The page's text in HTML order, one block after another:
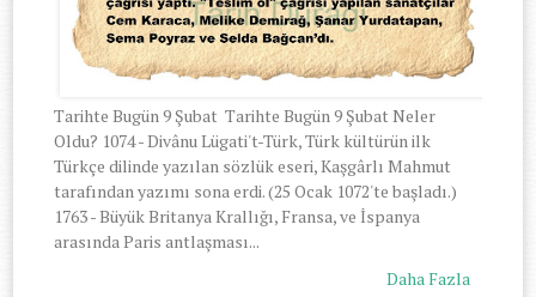
Tarihte Bugün 9 Şubat Tarihte Bugün 9 Şubat Neler
Oldu? 1074 - Divânu Lügati't-Türk, Türk kültürün ilk
Türkçe dilinde yazılan sözlük eseri, Kaşgârlı Mahmut
tarafından yazımı sona erdi. (25 Ocak 1072'te başladı.)
1763 - Büyük Britanya Krallığı, Fransa, ve İspanya
arasında Paris antlaşması...
Daha Fazla